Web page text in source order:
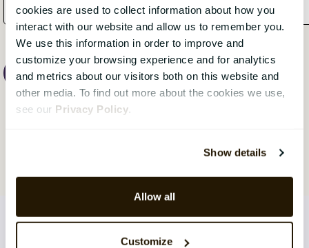
cookies are used to collect information about how you
interact with our website and allow us to remember you.
We use this information in order to improve and
customize your browsing experience and for analytics
and metrics about our visitors both on this website and
other media. To find out more about the cookies we use,
see our Privacy Policy.
Show details
Allow all
Customize